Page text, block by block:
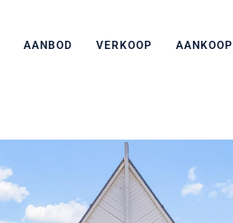
AANBOD VERKOOP AANKOOP